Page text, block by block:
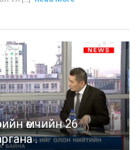
өмчийн 26
.